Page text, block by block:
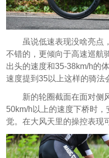
虽说低速表现没啥亮点
不错的，更倾向于高速巡航
出头的速度和35-38km/h的
速度提到35以上这样的骑法
新的轮圈截面在面对侧
50km/h以上的速度下桥时
觉。在大风天里的操控表现